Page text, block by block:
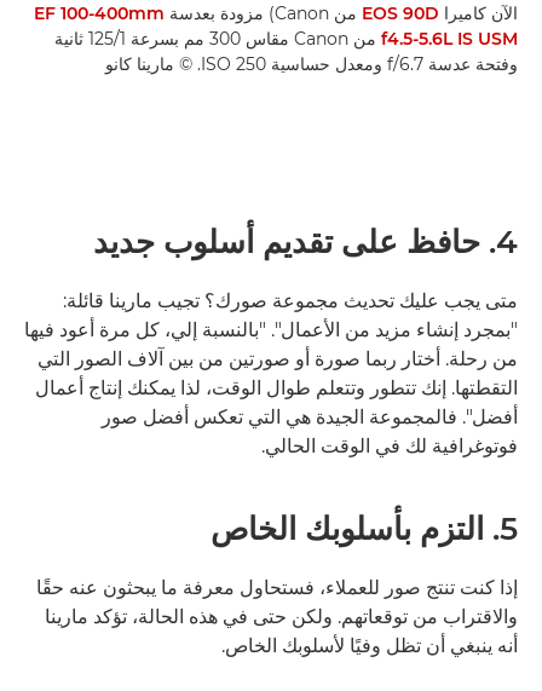
الآن كاميرا EOS 90D من Canon) مزودة بعدسة
EF 100-400mm
f4.5-5.6L IS USM
من Canon مقاس 300 مم بسرعة 1/‏125 ثانية
وفتحة عدسة f/6.7 ومعدل حساسية ISO 250. © مارينا كانو
4. حافظ على تقديم أسلوب جديد
متى يجب عليك تحديث مجموعة صورك؟ تجيب مارينا قائلة:
"بمجرد إنشاء مزيد من الأعمال". "بالنسبة إلي، كل مرة أعود فيها
من رحلة. أختار ربما صورة أو صورتين من بين آلاف الصور التي
التقطتها. إنك تتطور وتتعلم طوال الوقت، لذا يمكنك إنتاج أعمال
أفضل". فالمجموعة الجيدة هي التي تعكس أفضل صور
فوتوغرافية لك في الوقت الحالي.
5. التزم بأسلوبك الخاص
إذا كنت تنتج صور للعملاء، فستحاول معرفة ما يبحثون عنه حقًا
والاقتراب من توقعاتهم. ولكن حتى في هذه الحالة، تؤكد مارينا
أنه ينبغي أن تظل وفيًا لأسلوبك الخاص.